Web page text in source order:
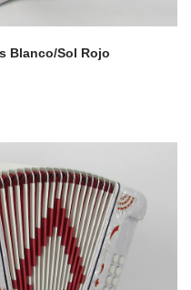
Blanco/Sol Rojo